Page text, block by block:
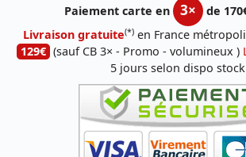
Paiement carte en
3×
de
Livraison gratuite(*) en France
129€ (sauf CB 3× - Promo - volumineux )
5 jours selon dispo stock